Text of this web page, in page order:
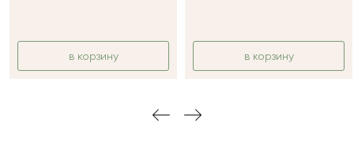
в корзину в корзину